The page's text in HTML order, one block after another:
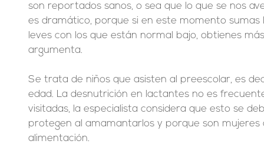
son reportados sanos, o sea que lo que se nos
es dramático, porque si en este momento
leves con los que están normal bajo, obtienes
argumenta.
Se trata de niños que asisten al preescolar, es
edad. La desnutrición en lactantes no es
visitadas, la especialista considera que esto se
protegen al amamantarlos y porque son
alimentación.